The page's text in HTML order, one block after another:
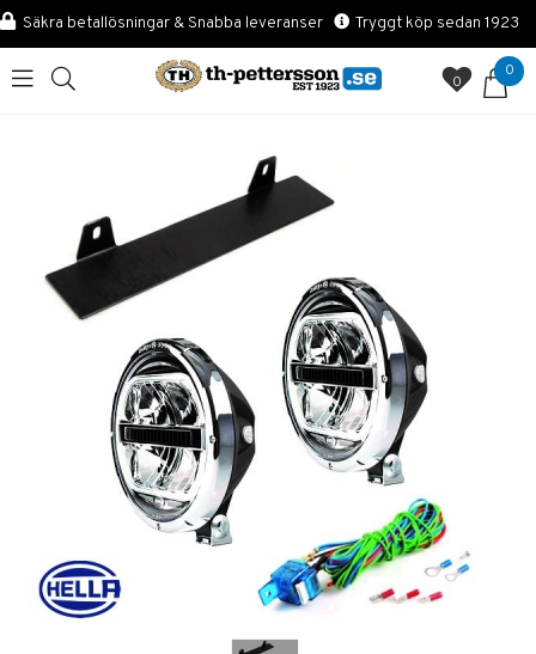
Säkra betallösningar & Snabba leveranser Tryggt köp sedan 1923
0
0